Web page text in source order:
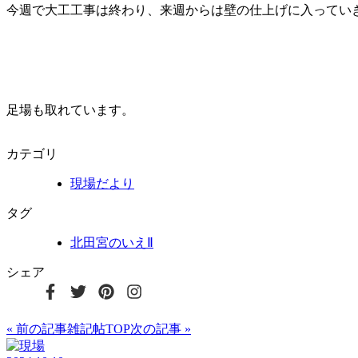
今週で大工工事は終わり、来週からは壁の仕上げに入ってい
足場も取れています。
カテゴリ
現場だより
タグ
北田宮のいえⅡ
シェア
« 前の記事雑記帖TOP次の記事 »